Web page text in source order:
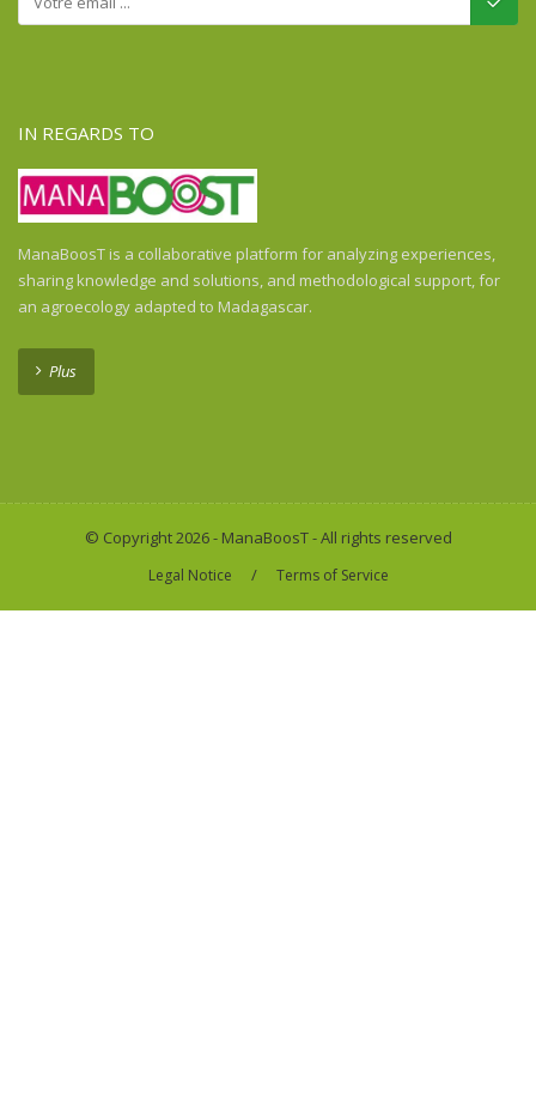
IN REGARDS TO
ManaBoosT is a collaborative platform for analyzing experiences,
sharing knowledge and solutions, and methodological support, for
an agroecology adapted to Madagascar.
Plus
© Copyright 2026 - ManaBoosT - All rights reserved
Legal Notice / Terms of Service